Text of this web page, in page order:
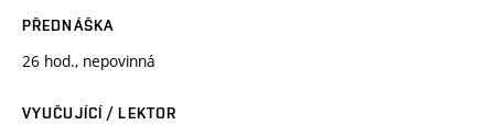
PŘEDNÁŠKA
26 hod., nepovinná
VYUČUJÍCÍ / LEKTOR